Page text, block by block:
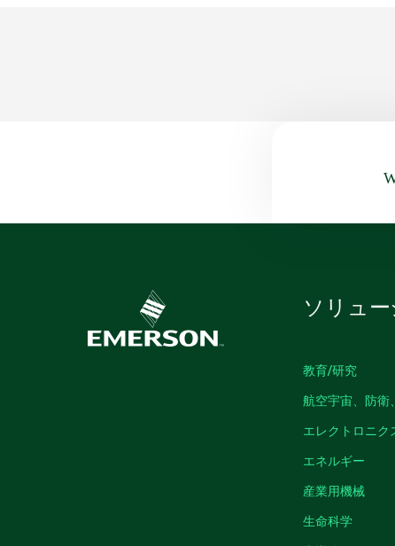
ソリュ
教育/研究
航空宇宙、防衛
エレクトロニク
エネルギー
産業用機械
生命科学